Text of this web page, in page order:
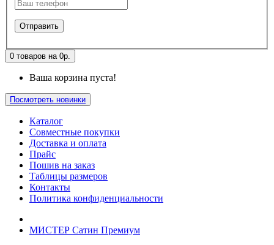
0 товаров на 0р.
Ваша корзина пуста!
Посмотреть новинки
Каталог
Совместные покупки
Доставка и оплата
Прайс
Пошив на заказ
Таблицы размеров
Контакты
Политика конфиденциальности
МИСТЕР Сатин Премиум